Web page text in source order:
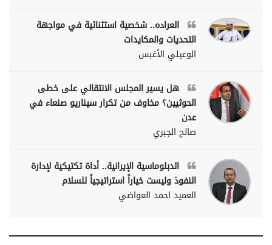
العراده.. شخصية استثنائية في مواجهة
التحديات والمكايدات
الوعيلي الأغبس
هل يسير المجلس الانتقالي على خطى
الحوثيين؟ مخاوف من تكرار سيناريو صنعاء في
عدن
صالح الجبري
الدبلوماسية الإيرانية.. أداة تكتيكية لإدارة
النفوذ وليست خياراً استراتيجياً للسلام
العميد احمد العواضي